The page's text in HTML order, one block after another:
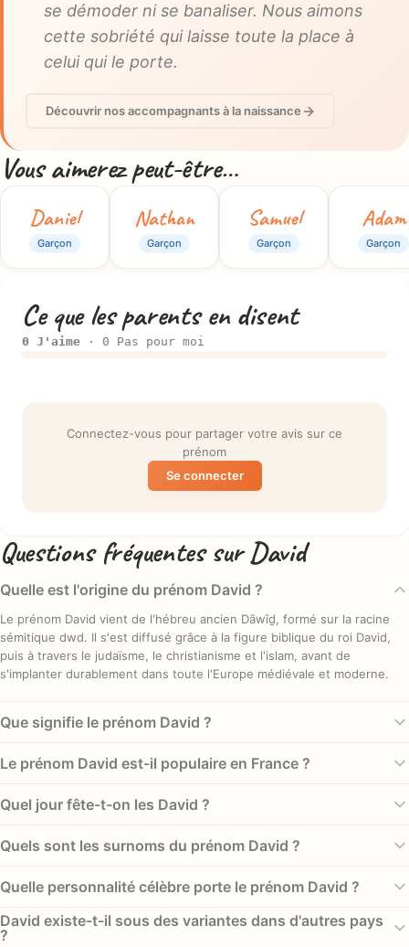
se démoder ni se banaliser. Nous aimons
cette sobriété qui laisse toute la place à
celui qui le porte.
Découvrir nos accompagnants à la naissance
Vous aimerez peut-être…
Daniel
Garçon
Nathan
Garçon
Samuel
Garçon
Adam
Garçon
Ce que les parents en disent
0 J'aime · 0 Pas pour moi
Connectez-vous pour partager votre avis sur ce
prénom
Se connecter
Questions fréquentes sur David
Quelle est l'origine du prénom David ?
Le prénom David vient de l'hébreu ancien Dāwīḏ, formé sur la racine
sémitique dwd. Il s'est diffusé grâce à la figure biblique du roi David,
puis à travers le judaïsme, le christianisme et l'islam, avant de
s'implanter durablement dans toute l'Europe médiévale et moderne.
Que signifie le prénom David ?
dwd liée à l'affection et à l'attachement. Ce sens tendre s'est conservé
intact au fil des langues et des cultures, faisant de David un prénom
associé à l'idée d'amour et de proximité.
Le prénom David est-il populaire en France ?
parmi les prénoms masculins les plus donnés de sa génération. En
2022, il se classe au rang #219. Sur l'ensemble de la période, l'INSEE
recense 315 136 naissances : un grand classique en repli doux.
Quel jour fête-t-on les David ?
référence à saint David, roi et prophète biblique honoré dans le
calendrier chrétien. Au pays de Galles, un autre saint David est fêté le
1er mars, où il est vénéré comme patron national.
Quels sont les surnoms du prénom David ?
Dave, forme d'inspiration anglo-saxonne, ainsi que Dada, Didi ou Vivi
dans un registre familial et tendre. Le prénom étant déjà court et
rythmé, beaucoup le conservent aussi tel quel au quotidien.
Quelle personnalité célèbre porte le prénom David ?
Plusieurs figures marquantes portent ce prénom : le musicien et acteur
britannique David Bowie, le cinéaste américain David Lynch, le
David existe-t-il sous des variantes dans d'autres pays
?